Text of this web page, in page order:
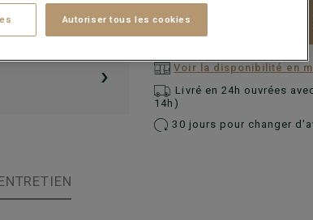
−
Voir la disponibilité en
Livré en 24h ouvrées
14h)
30 jours pour changer
›
Autoriser tous les cookies